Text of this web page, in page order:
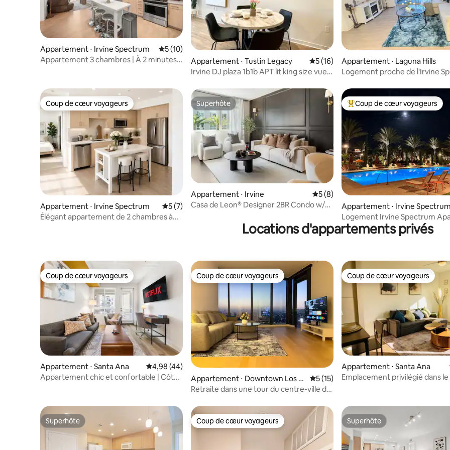
Appartement ⋅ Irvine Spectrum Évaluation moyenne sur la base de 10 commentaires : 5 sur 5
5 (10)
Appartement 3 chambres | À 2 minutes
Appartement ⋅ Tustin Legacy Évaluation moyenne sur la base de 16
5 (16)
Irvine DJ plaza 1b1b APT lit king size vue
Appartement ⋅ Laguna Hills
Logement proche de l'Irvine
Coup de cœur voyageurs
Coup de cœur voyageurs
Appartement ⋅ Irvine Spectrum Évaluation moyenne sur la base de 7 commentaires : 5 sur 5
5 (7)
Élégant appartement de 2 chambres à
Superhôte
Superhôte
Appartement ⋅ Irvine Évaluation moyenne sur la base de 8
5 (8)
Casa de Leon® Designer 2BR Condo w/
Coups de cœur voyageurs les
Coup de cœur voyageurs
Appartement ⋅ Irvine Spectrum
Logement Irvine Spectrum
Locations d'appartements privés
Coup de cœur voyageurs
Coup de cœur voyageurs
Appartement ⋅ Santa Ana Évaluation moyenne sur la base de 44 commentaires : 4,98 sur 5
4,98 (44)
Appartement chic et confortable | Côte
Coup de cœur voyageurs
Coup de cœur voyageurs
Appartement ⋅ Downtown Los A
ngeles
Évaluation moyenne sur la base de 15
5 (15)
Retraite dans une tour du centre-ville de
Coup de cœur voyageurs
Coup de cœur voyageurs
Appartement ⋅ Santa Ana
Emplacement privilégié dans
Superhôte
Superhôte Coup de cœur voyageurs
Coup de cœur voyageurs Superhôte
Superhôte